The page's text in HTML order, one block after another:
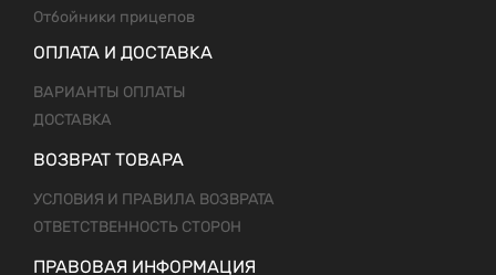
Отбойники прицепов
ОПЛАТА И ДОСТАВКА
ВАРИАНТЫ ОПЛАТЫ
ДОСТАВКА
ВОЗВРАТ ТОВАРА
УСЛОВИЯ И ПРАВИЛА ВОЗВРАТА
ОТВЕТСТВЕННОСТЬ СТОРОН
ПРАВОВАЯ ИНФОРМАЦИЯ